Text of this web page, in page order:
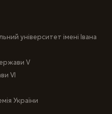
університет імені Івана
V
VI
України